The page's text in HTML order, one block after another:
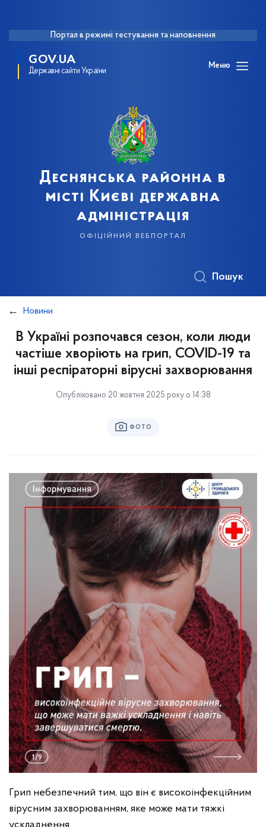
Портал в режимі тестування та наповнення
GOV.UA
Державні сайти України
Меню
Деснянська районна в
місті Києві державна
адміністрація
офіційний вебпортал
Пошук
Новини
В Україні розпочався сезон, коли люди
частіше хворіють на грип, COVID-19 та
інші респіраторні вірусні захворювання
Опубліковано 20 жовтня 2025 року о 14:38
ФОТО
Грип небезпечний тим, що він є високоінфекційним
вірусним захворюванням, яке може мати тяжкі
ускладнення.